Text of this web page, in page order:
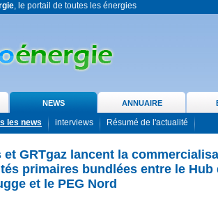
, le portail de toutes les énergies
NEWS ANNUAIRE
les news interviews Résumé de l'actualité
et GRTgaz lancent la
primaires bundlées entre le Hub
et le PEG Nord